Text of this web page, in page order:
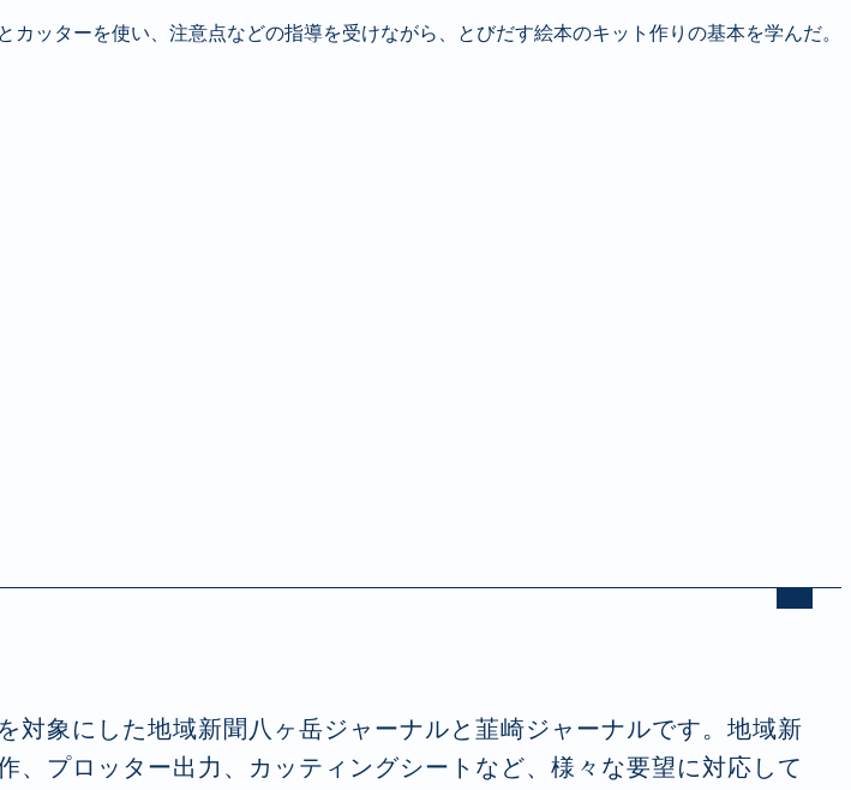
ッターを使い、注意点などの指導を受けながら、とびだす絵本のキット作りの基本を学んだ。
対象にした地域新聞八ヶ岳ジャーナルと韮崎ジャーナルです。地域新
、プロッター出力、カッティングシートなど、様々な要望に対応して